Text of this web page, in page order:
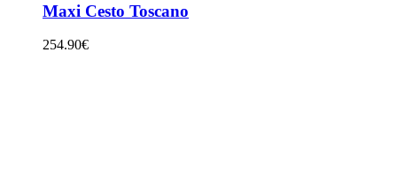
Maxi Cesto Toscano
254.90€